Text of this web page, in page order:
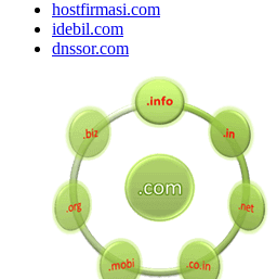
hostfirmasi.com
idebil.com
dnssor.com